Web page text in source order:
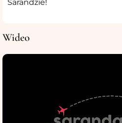
Sarandzie!
Wideo